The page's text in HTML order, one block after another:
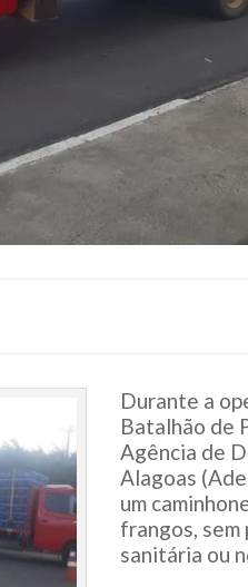
Durante a
Batalhão de
Agência de
Alagoas
um
frangos,
sanitária ou